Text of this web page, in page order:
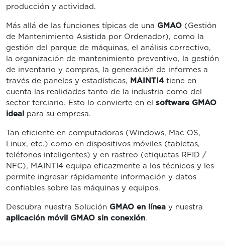
producción y actividad.
Más allá de las funciones típicas de una GMAO (Gestión
de Mantenimiento Asistida por Ordenador), como la
gestión del parque de máquinas, el análisis correctivo,
la organización de mantenimiento preventivo, la gestión
de inventario y compras, la generación de informes a
través de paneles y estadísticas, MAINTI4 tiene en
cuenta las realidades tanto de la industria como del
sector terciario. Esto lo convierte en el software GMAO
ideal
para su empresa.
Tan eficiente en computadoras (Windows, Mac OS,
Linux, etc.) como en dispositivos móviles (tabletas,
teléfonos inteligentes) y en rastreo (etiquetas RFID /
NFC), MAINTI4 equipa eficazmente a los técnicos y les
permite ingresar rápidamente información y datos
confiables sobre las máquinas y equipos.
Descubra nuestra Solución GMAO en línea y nuestra
aplicación móvil GMAO sin conexión.